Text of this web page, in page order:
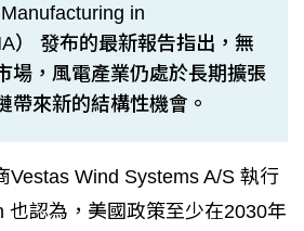
in
） 發布的最新報告指出，無
場，風電產業仍處於長期擴張
帶來新的結構性機會。
Vestas Wind Systems A/S 執行
也認為，美國政策至少在2030年